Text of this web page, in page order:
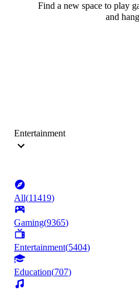
Find a new space to play
and
Entertainment
All(11419)
Gaming(9365)
Entertainment(5404)
Education(707)